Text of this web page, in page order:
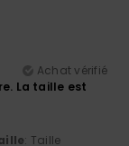
Achat vérifié
La taille est
: Taille